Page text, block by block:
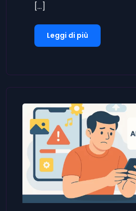
[…]
Leggi di più